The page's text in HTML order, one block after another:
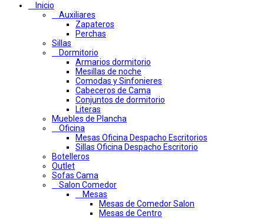
Inicio
Auxiliares
Zapateros
Perchas
Sillas
Dormitorio
Armarios dormitorio
Mesillas de noche
Comodas y Sinfonieres
Cabeceros de Cama
Conjuntos de dormitorio
Literas
Muebles de Plancha
Oficina
Mesas Oficina Despacho Escritorios
Sillas Oficina Despacho Escritorio
Botelleros
Outlet
Sofas Cama
Salon Comedor
Mesas
Mesas de Comedor Salon
Mesas de Centro